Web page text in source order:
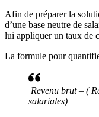
Afin de préparer la
d’une base neutre de
lui appliquer un taux de
La formule pour
Revenu brut – (
salariales)